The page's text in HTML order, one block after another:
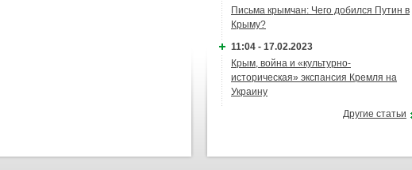
Письма крымчан: Чего добился Путин в
Крыму?
11:04 - 17.02.2023
Крым, война и «культурно-
историческая» экспансия Кремля на
Украину
Другие статьи